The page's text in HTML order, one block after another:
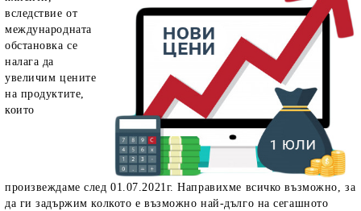
вследствие от
международната
обстановкасе
налага да
увеличим цените
на продуктите,
които
произвеждаме след 01.07.2021г. Направихме всичко възможно, за
да ги задържим колкото е възможно най-дълго на сегашното